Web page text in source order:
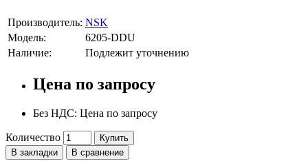
Производитель: NSK
Модель:
6205-DDU
Наличие:
Подлежит уточнению
Цена по запросу
Без НДС: Цена по запросу
Количество
Купить
В закладки
В сравнение